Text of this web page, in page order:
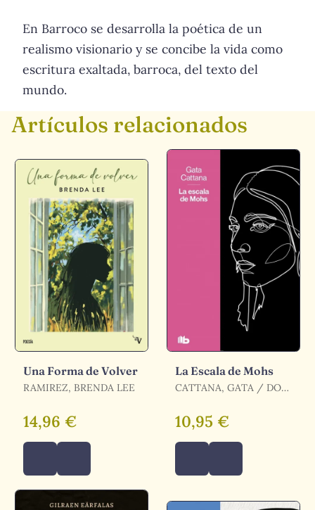
En Barroco se desarrolla la poética de un
realismo visionario y se concibe la vida como
escritura exaltada, barroca, del texto del
mundo.
Artículos relacionados
Una Forma de Volver
RAMIREZ, BRENDA LEE
14,96 €
La Escala de Mohs
CATTANA, GATA / DON
DON IWANA
10,95 €